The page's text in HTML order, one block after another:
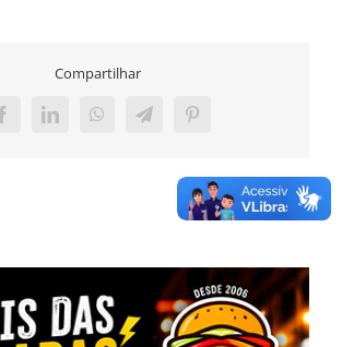
Compartilhar
FacebookLinkedInWhatsAppTelegramPinterest